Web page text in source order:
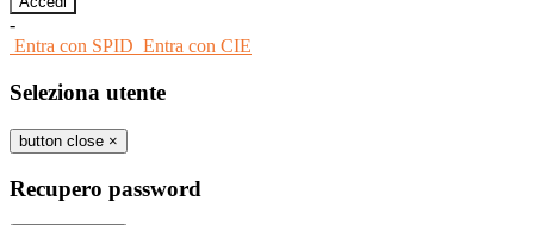
-
Entra con SPID Entra con CIE
Seleziona utente
button close ×
Recupero password